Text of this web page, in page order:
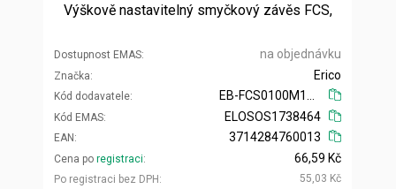
Výškově nastavitelný smyčkový závěs FCS,
Dostupnost EMAS na objednávku
Značka
Kód dodavatele
Erico
Kód EMAS
EAN
ELOSOS1738464
3714284760013
Cena po registraci
Po registraci bez DPH
66,59 Kč
55,03 Kč